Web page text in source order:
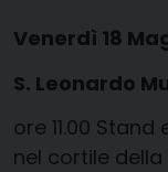
Venerdì 18
S. Leonardo
ore 11.00 Stand
nel cortile